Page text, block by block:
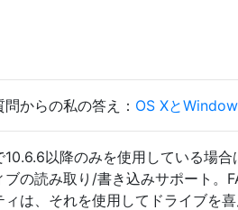
問からの私の答え： OS Xと
以降のみを使用している場合
ブの読み取り/書き込みサポート。
ィは、それを使用してドライブを喜